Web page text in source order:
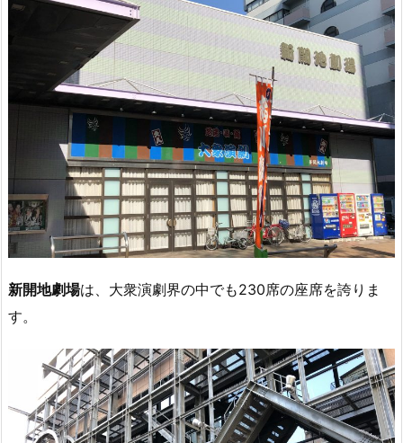
新開地劇場は、大衆演劇界の中でも230席の座席を誇りま
す。